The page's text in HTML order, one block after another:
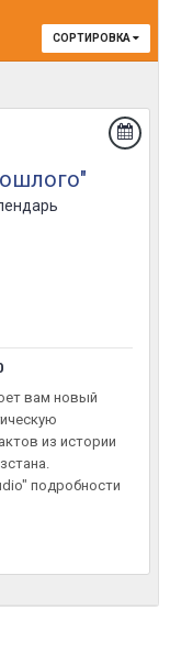
СОРТИРОВКА
вам новый
из истории
подробности